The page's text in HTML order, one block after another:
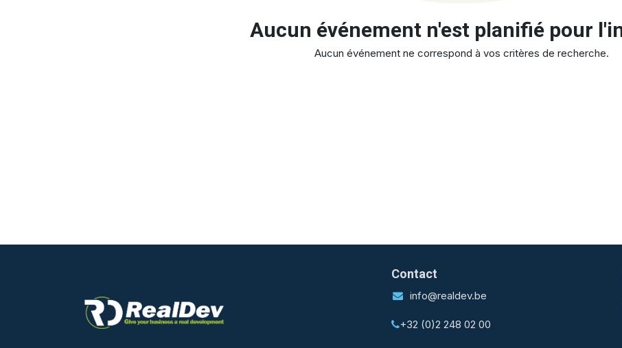
Aucun événement n'est planifié pour
Aucun événement ne correspond à vos critères de recherche.
Contact
info@realdev.be
+32 (0)2 248 02 00